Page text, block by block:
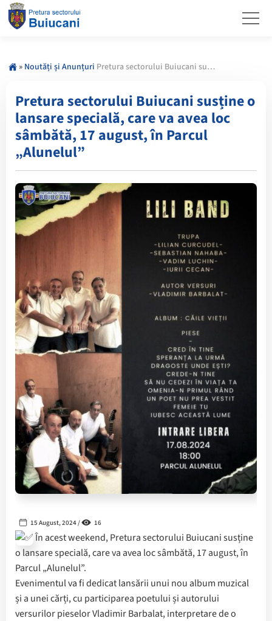
» Noutăți și Anunțuri Pretura sectorului Buiucani susține o lansare specială, care va avea loc sâmbătă, 17 august, în Parcul „Alunelul”
Pretura sectorului Buiucani susține o
lansare specială, care va avea loc
sâmbătă, 17 august, în Parcul
„Alunelul”
15 August, 2024 / 16
În acest weekend, Pretura sectorului Buiucani susține
o lansare specială, care va avea loc sâmbătă, 17 august, în
Parcul „Alunelul”.
Evenimentul va fi dedicat lansării unui nou album muzical
și a unei cărți, cu participarea poetului și autorului
versurilor pieselor Vladimir Barbalat, interpretare de o